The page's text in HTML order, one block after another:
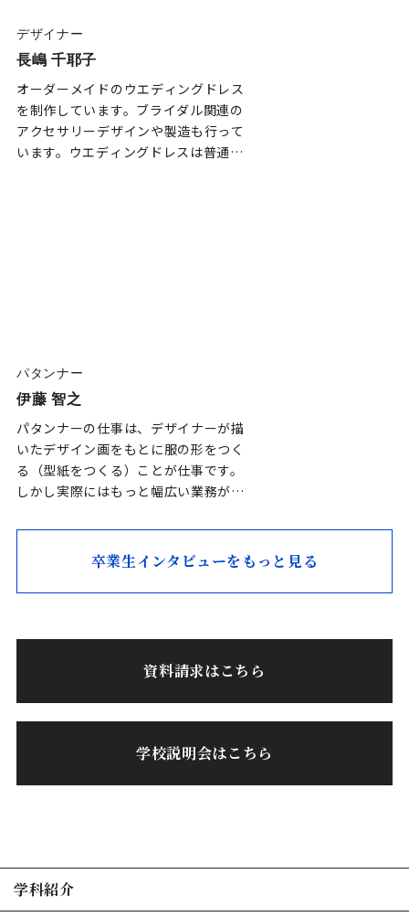
デザイナー
長嶋 千耶子
オーダーメイドのウエディングドレス
を制作しています。ブライダル関連の
アクセサリーデザインや製造も行って
います。ウエディングドレスは普通…
パタンナー
伊藤 智之
パタンナーの仕事は、デザイナーが描
いたデザイン画をもとに服の形をつく
る（型紙をつくる）ことが仕事です。
しかし実際にはもっと幅広い業務があ
卒業生インタビューをもっと見る
資料請求はこちら
学校説明会はこちら
学科紹介